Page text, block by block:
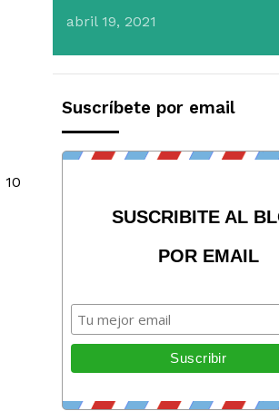
abril 19, 2021
Suscríbete por email
SUSCRIBITE AL
POR EMAIL